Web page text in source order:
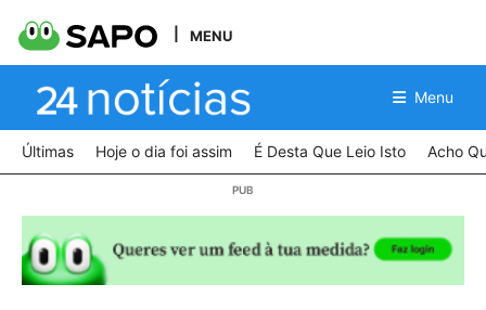
MENU
Menu
Últimas Hoje o dia foi assim É Desta Que Leio Isto Acho